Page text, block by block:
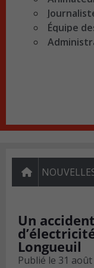
Équipe
Un
Longueuil
Publié le 31 août